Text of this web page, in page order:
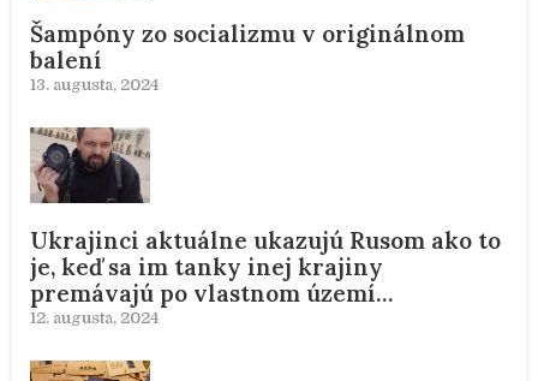
Šampóny zo socializmu v originálnom
balení
13. augusta, 2024
Ukrajinci aktuálne ukazujú Rusom ako to
je, keď sa im tanky inej krajiny
premávajú po vlastnom území…
12. augusta, 2024